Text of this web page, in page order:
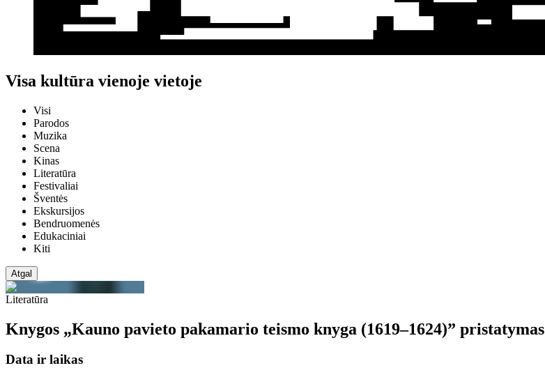
Visa kultūra vienoje vietoje
Visi
Parodos
Muzika
Scena
Kinas
Literatūra
Festivaliai
Šventės
Ekskursijos
Bendruomenės
Edukaciniai
Kiti
Atgal
Literatūra
Knygos „Kauno pavieto pakamario teismo knyga (1619–1624)” pristatymas
Data ir laikas